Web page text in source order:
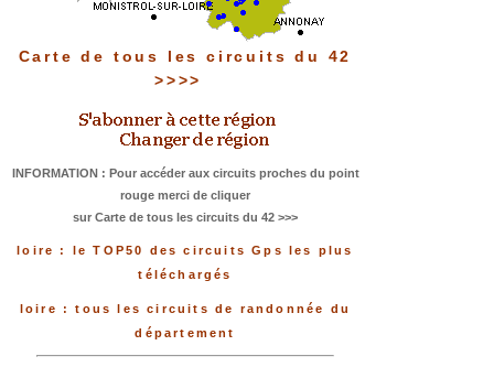
Carte de tous les circuits du 42
>>>>
INFORMATION : Pour accéder aux circuits proches du point
rouge merci de cliquer
sur Carte de tous les circuits du 42 >>>
loire : le TOP50 des circuits Gps les plus
téléchargés
loire : tous les circuits de randonnée du
département